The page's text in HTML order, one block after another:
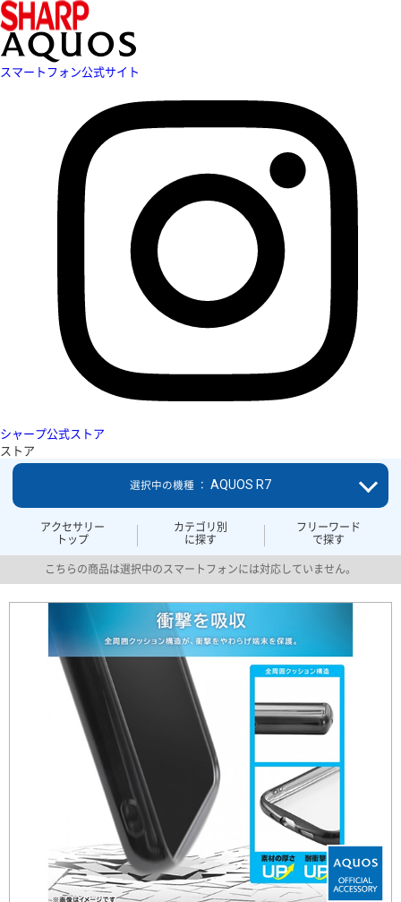
スマートフォン公式サイト
シャープ公式ストア
ストア
アクセサリー
トップ
カテゴリ別
に探す
フリーワード
で探す
選択中の機種 ： AQUOS R7
こちらの商品は選択中のスマートフォンには対応していません。